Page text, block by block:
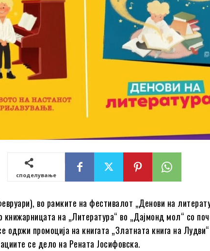
споделување
во рамките на фестивалот „Денови на
книжарницата на „Литература“ во „Дајмонд мол“ со
одржи промоција на книгата „Златната книга на
се дело на Рената Јосифовска.